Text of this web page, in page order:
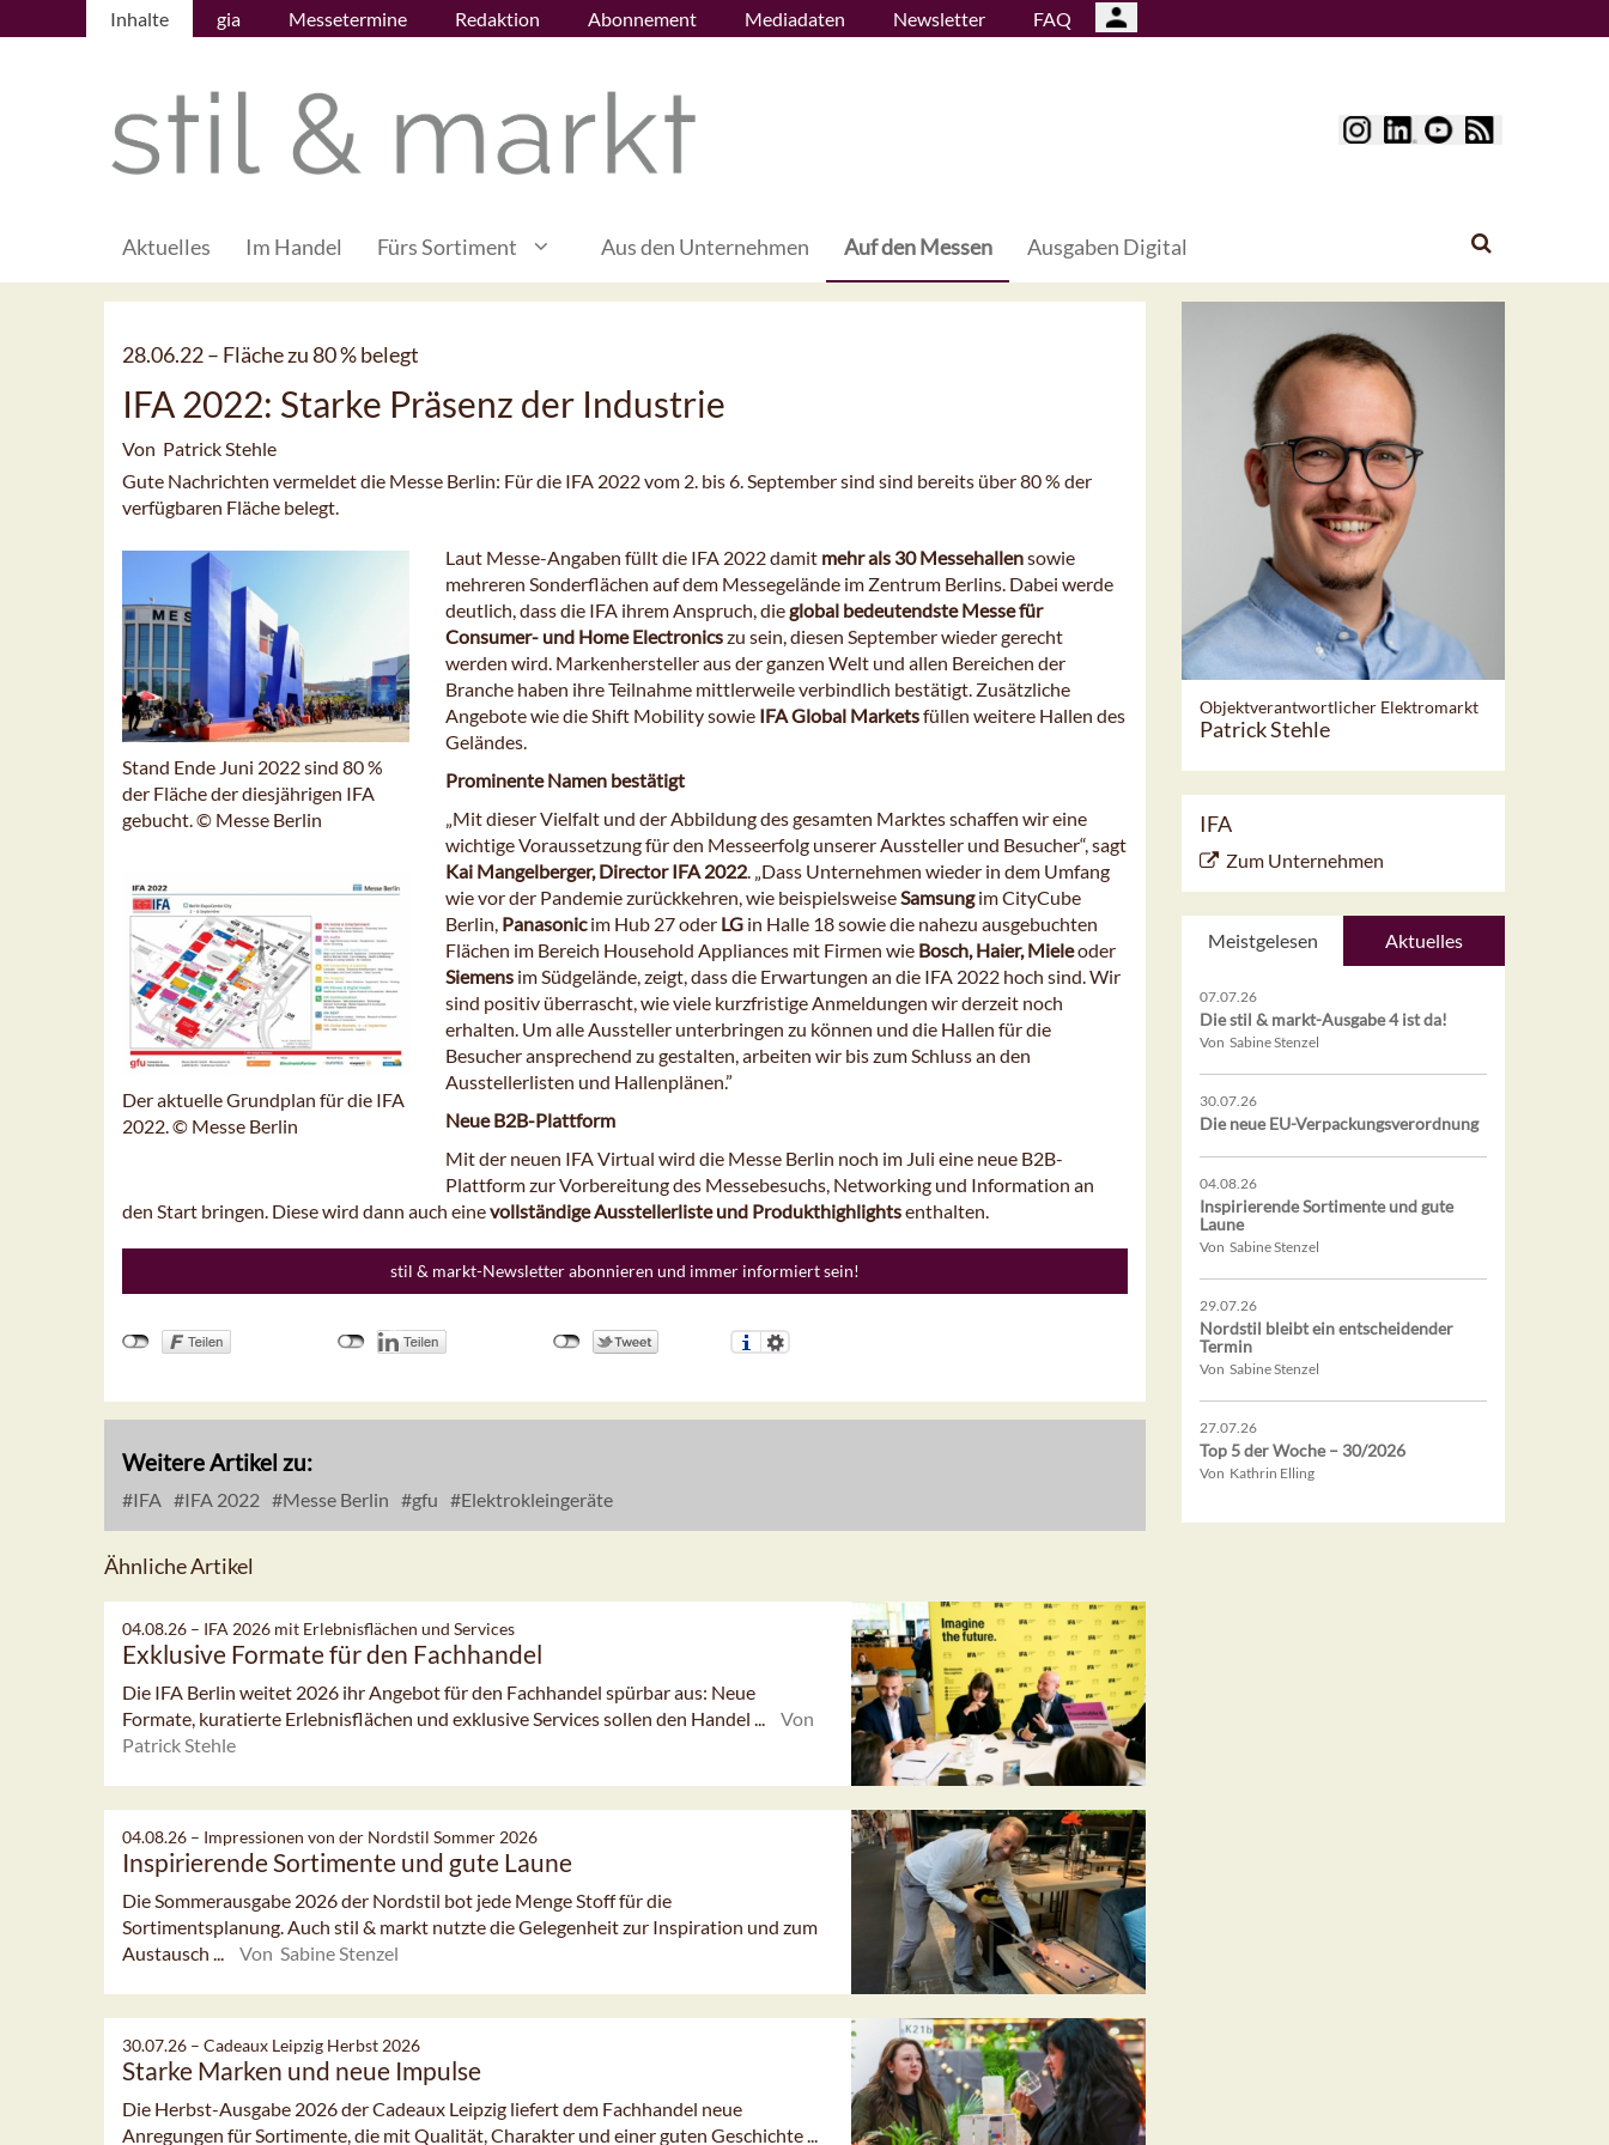
Inhalte gia Messetermine Redaktion Abonnement Mediadaten Newsletter FAQ
Aktuelles Im Handel Fürs Sortiment Aus den Unternehmen Auf den Messen Ausgaben Digital
28.06.22 – Fläche zu 80 % belegt
IFA 2022: Starke Präsenz der Industrie
Von Patrick Stehle
Gute Nachrichten vermeldet die Messe Berlin: Für die IFA 2022 vom 2. bis 6. September sind sind bereits über 80 % der
verfügbaren Fläche belegt.
Stand Ende Juni 2022 sind 80 %
der Fläche der diesjährigen IFA
gebucht. © Messe Berlin
Der aktuelle Grundplan für die IFA
2022. © Messe Berlin
Laut Messe-Angaben füllt die IFA 2022 damit mehr als 30 Messehallensowie
mehreren Sonderflächen auf dem Messegelände im Zentrum Berlins. Dabei werde
deutlich, dass die IFA ihrem Anspruch, dieglobal bedeutendste Messe für
Consumer- und Home Electronicszu sein, diesen September wieder gerecht
werden wird. Markenhersteller aus der ganzen Welt und allen Bereichen der
Branche haben ihre Teilnahme mittlerweile verbindlich bestätigt. Zusätzliche
Angebote wie die Shift Mobility sowie IFA Global Marketsfüllen weitere Hallen des
Geländes.
Prominente Namen bestätigt
„Mit dieser Vielfalt und der Abbildung des gesamten Marktes schaffen wir eine
wichtige Voraussetzung für den Messeerfolg unserer Aussteller und Besucher“, sagt
Kai Mangelberger, Director IFA 2022. „Dass Unternehmen wieder in dem Umfang
wie vor der Pandemie zurückkehren, wie beispielsweiseSamsungim CityCube
Berlin, Panasonicim Hub 27 oder LG in Halle 18 sowie die nahezu ausgebuchten
Flächen im Bereich Household Appliances mit Firmen wie Bosch, Haier, Mieleoder
Siemens im Südgelände, zeigt, dass die Erwartungen an die IFA 2022 hoch sind. Wir
sind positiv überrascht, wie viele kurzfristige Anmeldungen wir derzeit noch
erhalten. Um alle Aussteller unterbringen zu können und die Hallen für die
Besucher ansprechend zu gestalten, arbeiten wir bis zum Schluss an den
Ausstellerlisten und Hallenplänen.”
Neue B2B-Plattform
Mit der neuen IFA Virtual wird die Messe Berlin noch im Juli eine neue B2B-
Plattform zur Vorbereitung des Messebesuchs, Networking und Information an
den Start bringen. Diese wird dann auch einevollständige Ausstellerliste und Produkthighlightsenthalten.
stil & markt-Newsletter abonnieren und immer informiert sein!
Weitere Artikel zu:
IFA IFA 2022 Messe Berlin gfu Elektrokleingeräte
Ähnliche Artikel
04.08.26 – IFA 2026 mit Erlebnisflächen und Services
Exklusive Formate für den Fachhandel
Die IFA Berlin weitet 2026 ihr Angebot für den Fachhandel spürbar aus: Neue
Formate, kuratierte Erlebnisflächen und exklusive Services sollen den Handel ...
Von
Patrick Stehle
04.08.26 – Impressionen von der Nordstil Sommer 2026
Inspirierende Sortimente und gute Laune
Die Sommerausgabe 2026 der Nordstil bot jede Menge Stoff für die
Sortimentsplanung. Auch stil & markt nutzte die Gelegenheit zur Inspiration und zum
Austausch ...
Von Sabine Stenzel
30.07.26 – Cadeaux Leipzig Herbst 2026
Starke Marken und neue Impulse
Die Herbst-Ausgabe 2026 der Cadeaux Leipzig liefert dem Fachhandel neue
Anregungen für Sortimente, die mit Qualität, Charakter und einer guten Geschichte ...
Objektverantwortlicher Elektromarkt
Patrick Stehle
IFA
Zum Unternehmen
Meistgelesen Aktuelles
07.07.26
Die stil & markt-Ausgabe 4 ist da!
Von Sabine Stenzel
30.07.26
Die neue EU-Verpackungsverordnung
04.08.26
Inspirierende Sortimente und gute
Laune
Von Sabine Stenzel
29.07.26
Nordstil bleibt ein entscheidender
Termin
Von Sabine Stenzel
27.07.26
Top 5 der Woche – 30/2026
Von Kathrin Elling